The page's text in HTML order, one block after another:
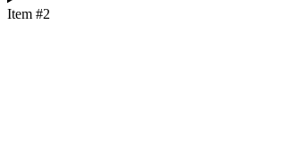
Item #2